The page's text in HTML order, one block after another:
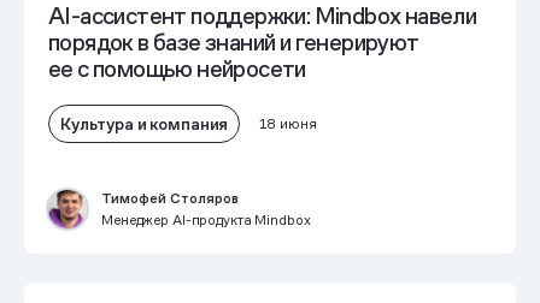
AI-ассистент поддержки: Mindbox навели
порядок в базе знаний и генерируют
ее с помощью нейросети
Культура и компания 18 июня
Тимофей Столяров
Менеджер AI-продукта Mindbox